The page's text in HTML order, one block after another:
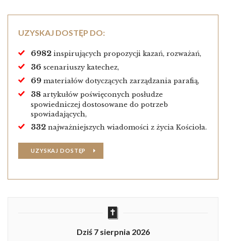
UZYSKAJ DOSTĘP DO:
6982 inspirujących propozycji kazań, rozważań,
36 scenariuszy katechez,
69 materiałów dotyczących zarządzania parafią,
38 artykułów poświęconych posłudze
spowiedniczej dostosowane do potrzeb
spowiadających,
332 najważniejszych wiadomości z życia Kościoła.
UZYSKAJ DOSTĘP
Dziś 7 sierpnia 2026